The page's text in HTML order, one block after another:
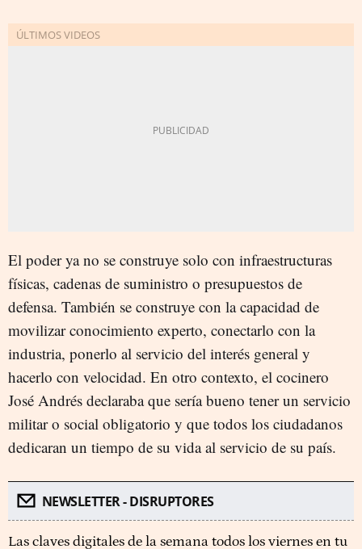
El poder ya no se construye solo con infraestructuras
físicas, cadenas de suministro o presupuestos de
defensa. También se construye con la capacidad de
movilizar conocimiento experto, conectarlo con la
industria, ponerlo al servicio del interés general y
hacerlo con velocidad. En otro contexto, el cocinero
José Andrés declaraba que sería bueno tener un servicio
militar o social obligatorio y que todos los ciudadanos
dedicaran un tiempo de su vida al servicio de su país.
NEWSLETTER - DISRUPTORES
Las claves digitales de la semana todos los viernes en tu